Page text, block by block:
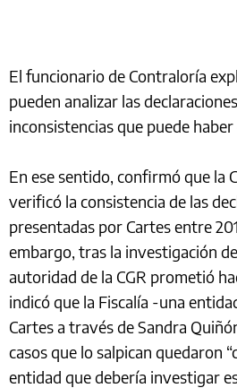
El funcionario de Contraloría
pueden analizar las
inconsistencias que puede haber
En ese sentido, confirmó que la
verificó la consistencia de las
presentadas por Cartes entre
embargo, tras la investigación
autoridad de la CGR prometió
indicó que la Fiscalía -una
Cartes a través de Sandra
casos que lo salpican quedaron
entidad que debería investigar